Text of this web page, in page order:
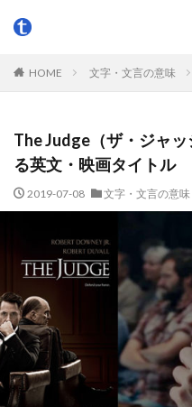
HOME 文字・文言の意味
The Judge（ザ・ジャ
る英文・映画タイトル
2019-07-08 文字・文言の意味